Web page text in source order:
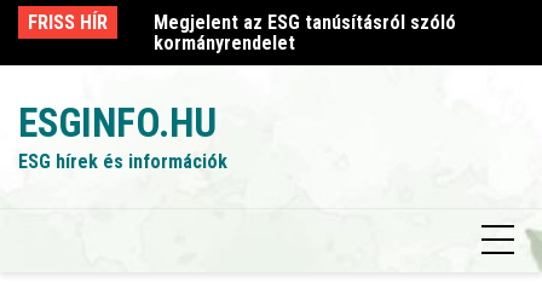
Skip
content
FRISS HÍR
szóló
Megjelent az ESG tanúsításról szóló
kormányrendelet
ESGINFO.HU
ESG hírek és információk